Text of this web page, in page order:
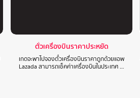
ตั๋วเครื่องบินราคาประหยัด
เกดจะพาไปจองตั๋วเครื่องบินราคาถูกด้วยแอพ
Lazada สามารถเช็คค่าเครื่องบินในประเทศ …